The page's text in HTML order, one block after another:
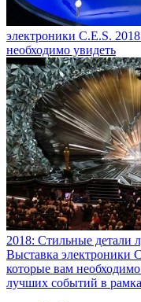
электроники C.E.S.
необходимо увидеть
2018: Стильные детали
Выставка электроники
которые вам
лучших событий в